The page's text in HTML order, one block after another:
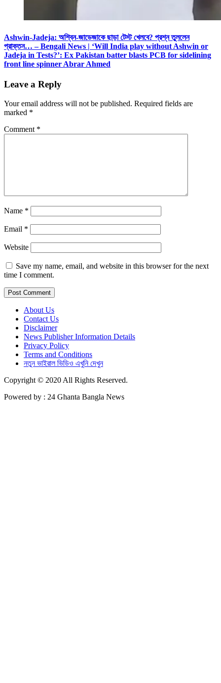
Ashwin-Jadeja: অশ্বিন-জাডেজাকে ছাড়া টেস্ট খেলবে? প্রশ্ন তুললেন
প্রাক্তন… – Bengali News | ‘Will India play without Ashwin or
Jadeja in Tests?’: Ex Pakistan batter blasts PCB for sidelining
front line spinner Abrar Ahmed
Leave a Reply
Your email address will not be published. Required fields are
marked *
Comment *
Name *
Email *
Website
Save my name, email, and website in this browser for the next
time I comment.
About Us
Contact Us
Disclaimer
News Publisher Information Details
Privacy Policy
Terms and Conditions
নতুন ভাইরাল ভিডিও এখুনি দেখুন
Copyright © 2020 All Rights Reserved.
Powered by : 24 Ghanta Bangla News